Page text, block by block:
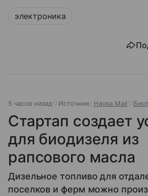
электроника
5 часов назад Источник: Наука Mail
Стартап создает
для биодизеля из
рапсового масла
Дизельное топливо для
поселков и ферм можно